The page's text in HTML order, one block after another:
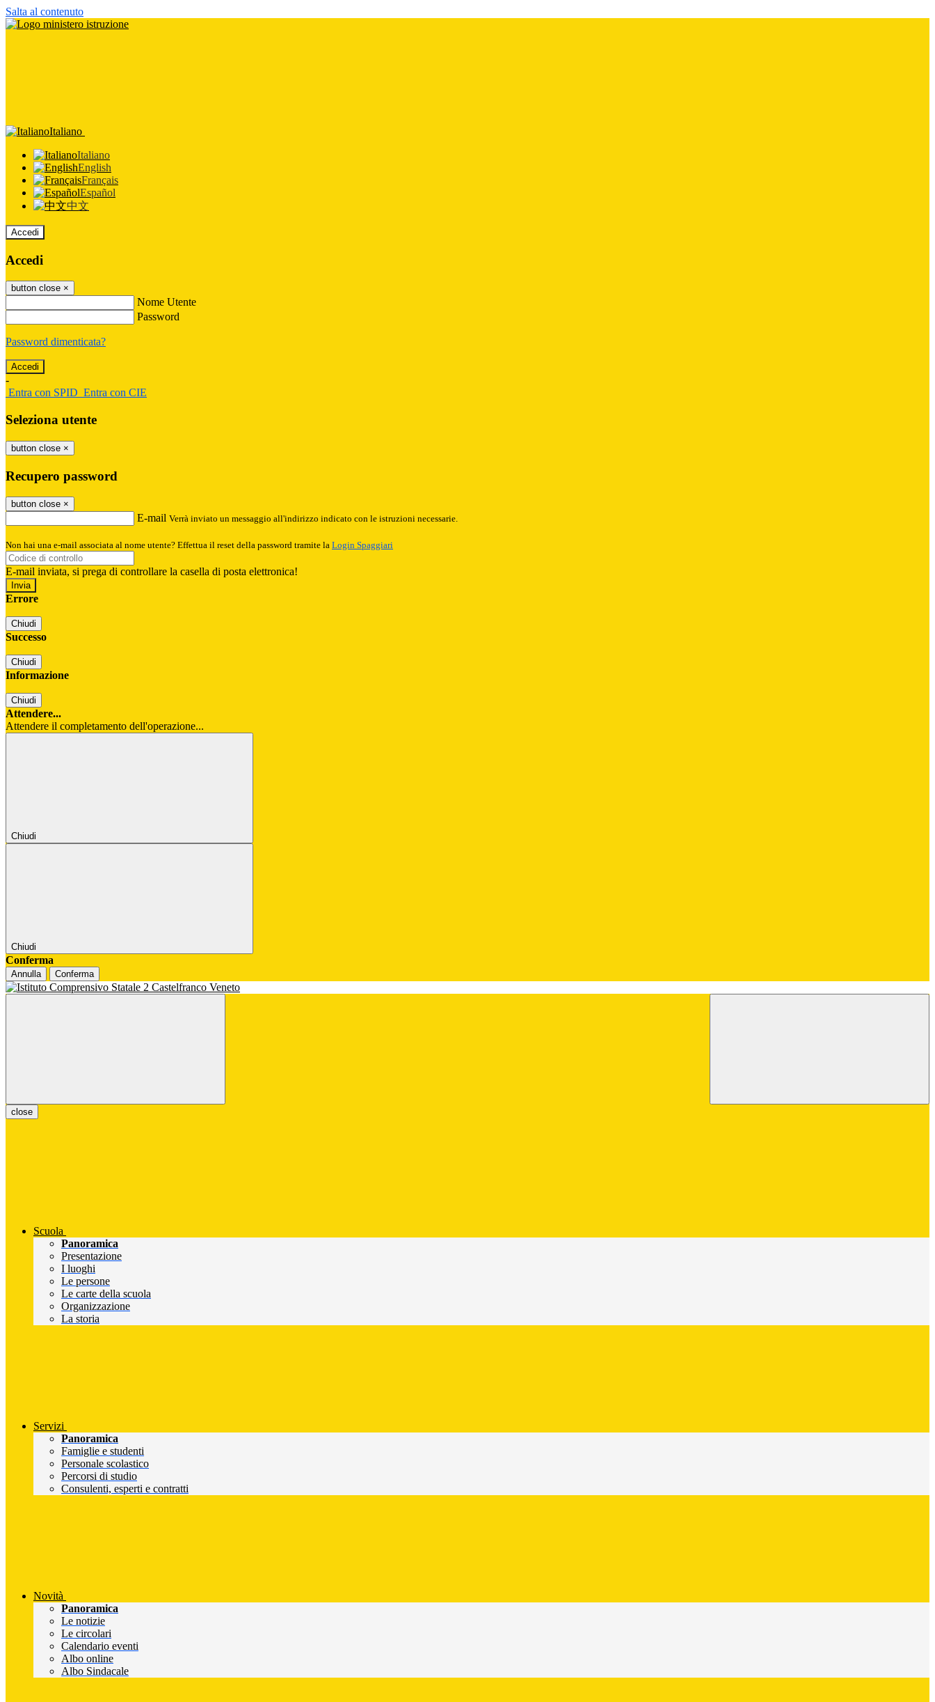
Salta al contenuto
Italiano
Italiano
English
Français
Español
中文
Accedi
Accedi
button close ×
Nome Utente
Password
Password dimenticata?
-
Entra con SPID Entra con CIE
Seleziona utente
button close ×
Recupero password
button close ×
E-mail Verrà inviato un messaggio all'indirizzo indicato con le istruzioni necessarie.
Non hai una e-mail associata al nome utente? Effettua il reset della password tramite la Login Spaggiari
E-mail inviata, si prega di controllare la casella di posta elettronica!
Errore
Chiudi
Successo
Chiudi
Informazione
Chiudi
Attendere...
Attendere il completamento dell'operazione...
Chiudi
Chiudi
Conferma
Annulla Conferma
close
Scuola
Panoramica
Presentazione
I luoghi
Le persone
Le carte della scuola
Organizzazione
La storia
Servizi
Panoramica
Famiglie e studenti
Personale scolastico
Percorsi di studio
Consulenti, esperti e contratti
Novità
Panoramica
Le notizie
Le circolari
Calendario eventi
Albo online
Albo Sindacale